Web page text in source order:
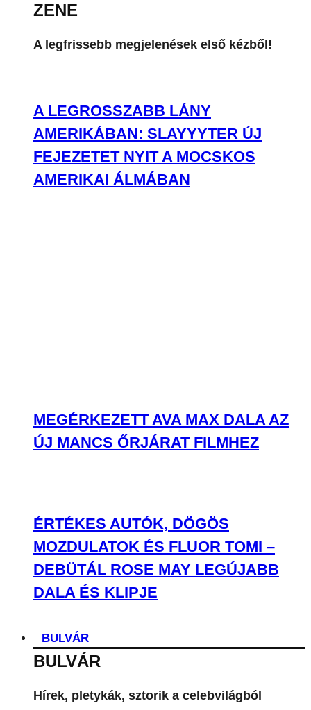
ZENE
A legfrissebb megjelenések első kézből!
A LEGROSSZABB LÁNY
AMERIKÁBAN: SLAYYYTER ÚJ
FEJEZETET NYIT A MOCSKOS
AMERIKAI ÁLMÁBAN
MEGÉRKEZETT AVA MAX DALA AZ
ÚJ MANCS ŐRJÁRAT FILMHEZ
ÉRTÉKES AUTÓK, DÖGÖS
MOZDULATOK ÉS FLUOR TOMI –
DEBÜTÁL ROSE MAY LEGÚJABB
DALA ÉS KLIPJE
BULVÁR
BULVÁR
Hírek, pletykák, sztorik a celebvilágból